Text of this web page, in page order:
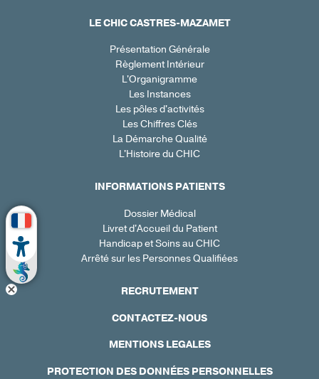
LE CHIC CASTRES-MAZAMET
Présentation Générale
Règlement Intérieur
L'Organigramme
Les Instances
Les pôles d'activités
Les Chiffres Clés
La Démarche Qualité
L'Histoire du CHIC
INFORMATIONS PATIENTS
Dossier Médical
Livret d'Accueil du Patient
Handicap et Soins au CHIC
Arrêté sur les Personnes Qualifiées
RECRUTEMENT
CONTACTEZ-NOUS
MENTIONS LEGALES
PROTECTION DES DONNÉES PERSONNELLES